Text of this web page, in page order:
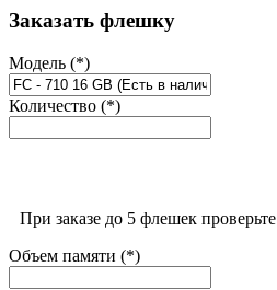
Заказать флешку
Модель (*)
Количество (*)
При заказе до 5 флешек проверьте
Объем памяти (*)